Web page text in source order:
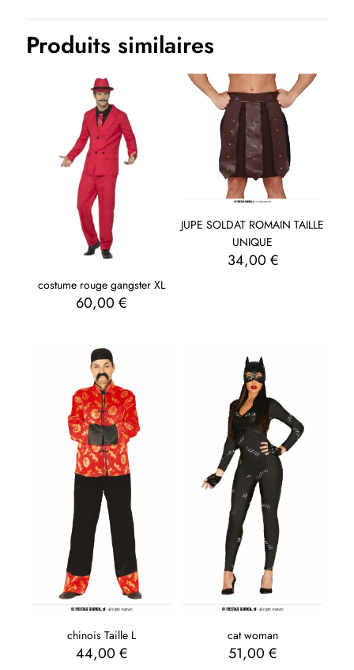
Produits similaires
costume rouge gangster XL
60,00€
JUPE SOLDAT ROMAIN TAILLE
UNIQUE
34,00 €
chinois Taille L
44,00 €
cat woman
51,00 €